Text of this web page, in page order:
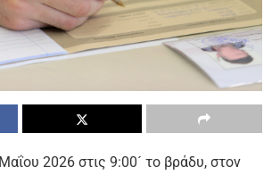
2026 στις 9:00´ το βράδυ, στον